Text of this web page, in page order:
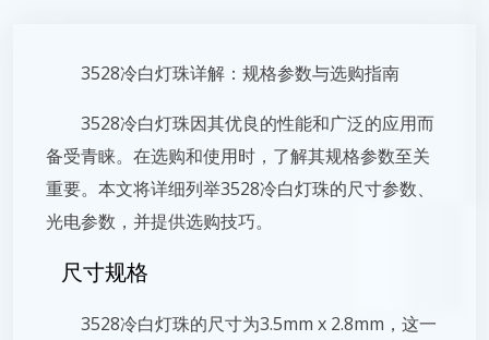
3528冷白灯珠详解：规格参数与选购指南
3528冷白灯珠因其优良的性能和广泛的应用而
备受青睐。在选购和使用时，了解其规格参数至关
重要。本文将详细列举3528冷白灯珠的尺寸参数、
光电参数，并提供选购技巧。
尺寸规格
3528冷白灯珠的尺寸为3.5mm x 2.8mm，这一